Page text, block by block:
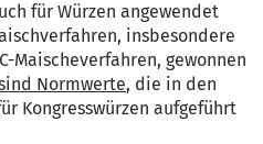
für Würzen angewendet
insbesondere
Maischeverfahren, gewonnen
Normwerte, die in den
Kongresswürzen aufgeführt